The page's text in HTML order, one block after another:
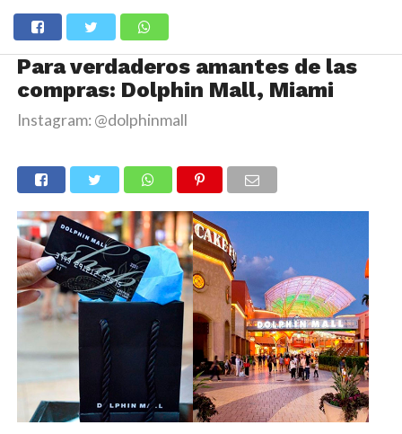
Para verdaderos amantes de las
compras: Dolphin Mall, Miami
Instagram: @dolphinmall